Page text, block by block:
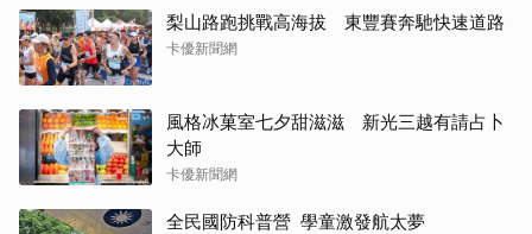
梨山路跑挑戰高海拔 東豐賽奔馳快速道路
卡優新聞網
風格冰菓室七夕甜滋滋 新光三越有請占卜
大師
卡優新聞網
全民國防科普營 學童激發航太夢